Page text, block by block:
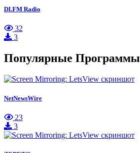
DI.FM Radio
32
3
Популярные Программы
NetNewsWire
23
3